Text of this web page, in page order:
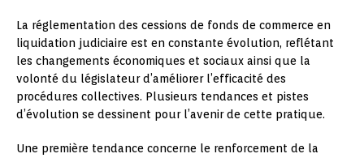
La réglementation des cessions de fonds de commerce en
liquidation judiciaire est en constante évolution, reflétant
les changements économiques et sociaux ainsi que la
volonté du législateur d’améliorer l’efficacité des
procédures collectives. Plusieurs tendances et pistes
d’évolution se dessinent pour l’avenir de cette pratique.
Une première tendance concerne le renforcement de la